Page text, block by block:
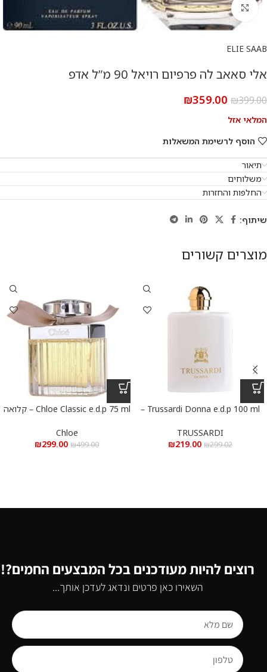
להגדלת התמונה
ELIE SAAB
אלי סאאב לה פרפיום רויאל 90 מ”ל אדפ
₪399.00
₪359.00
המלאי אזל
הוסף לרשימת המשאלות
תיאור
משלוחים
החלפות והחזרות
שיתוף:
מוצרים קשורים
Trussardi Donna e.d.p 100 ml –
TRUSSARDI
₪299.02
₪219.00
Chloe Classic e.d.p 75 ml – קלואה
Chloe
₪499.00
₪299.00
רוצים להיות מעודכנים בכל המבצעים החמים?!
השאירו כאן פרטים ונדאג לעדכן אותך...